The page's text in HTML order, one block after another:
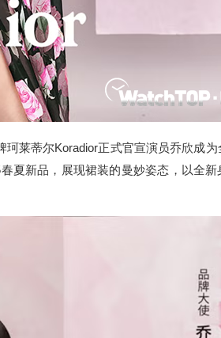
莱蒂尔Koradior正式官宣演员乔欣成为
夏新品，展现裙装的曼妙姿态，以全新